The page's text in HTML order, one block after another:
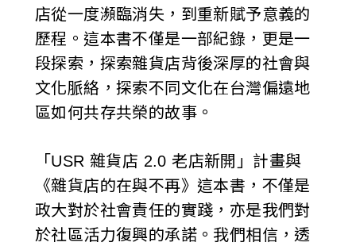
店從一度瀕臨消失，到重新賦予意義的
歷程。這本書不僅是一部紀錄，更是一
段探索，探索雜貨店背後深厚的社會與
文化脈絡，探索不同文化在台灣偏遠地
區如何共存共榮的故事。
「USR 雜貨店 2.0 老店新開」計畫與
《雜貨店的在與不再》這本書，不僅是
政大對於社會責任的實踐，亦是我們對
於社區活力復興的承諾。我們相信，透